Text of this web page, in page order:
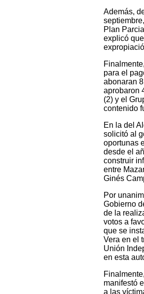
Además,
Plan
explicó
para el
abonaran
aprobaron
(2) y el
contenido
En la del
solicitó al
oportunas
desde el
construir
entre
Ginés
Por
Gobierno
de la
votos a
que se
Vera en el
Unión
en esta
manifestó
a las